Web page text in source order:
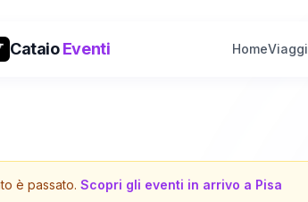
CataioEventi HomeViaggi
è passato. Scopri gli eventi in arrivo a Pisa